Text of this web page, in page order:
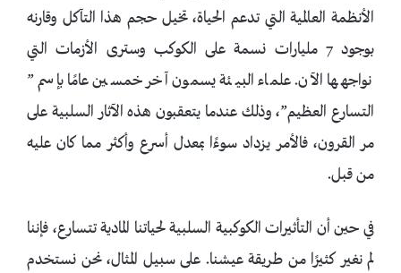
الأنظمة العالمية التي تدعم الحياة، تخيل حجم هذا التآكل وقارنه
بوجود 7 مليارات نسمة على الكوكب وسترى الأزمات التي
نواجهها الآن. علماء البيئة يسمون آخر خمسين عامًا بإسم ”
التسارع العظيم”، وذلك عندما يتعقبون هذه الآثار السلبية على
مر القرون، فالأمر يزداد سوءًا بمعدل أسرع وأكثر مما كان عليه
من قبل.
في حين أن التأثيرات الكوكبية السلبية لحياتنا المادية تتسارع، فإننا
لم نغير كثيرًا من طريقة عيشنا. على سبيل المثال، نحن نستخدم